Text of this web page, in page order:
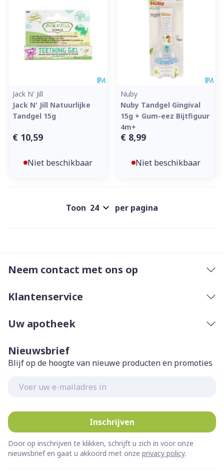
Jack N' Jill
Jack N' Jill Natuurlijke
Tandgel 15g
€ 10,59
Niet beschikbaar
Nuby
Nuby Tandgel Gingival
15g + Gum-eez Bijtfiguur
4m+
€ 8,99
Niet beschikbaar
Toon per pagina
Neem contact met ons op
Klantenservice
Uw apotheek
Nieuwsbrief
Blijf op de hoogte van nieuwe producten en promoties
Inschrijven
Door op inschrijven te klikken, schrijft u zich in voor onze
nieuwsbrief en gaat u akkoord met onze privacy policy.